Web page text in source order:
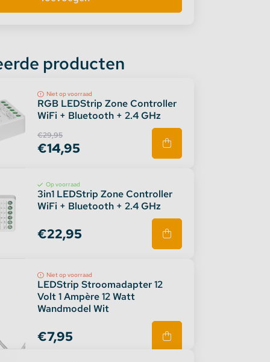
producten
Niet op voorraad
RGB LEDStrip Zone Controller
WiFi + Bluetooth + 2.4 GHz
€29,95
€14,95
Op voorraad
3in1 LEDStrip Zone Controller
WiFi + Bluetooth + 2.4 GHz
€22,95
Niet op voorraad
LEDStrip Stroomadapter 12
Volt 1 Ampère 12 Watt
Wandmodel Wit
€7,95